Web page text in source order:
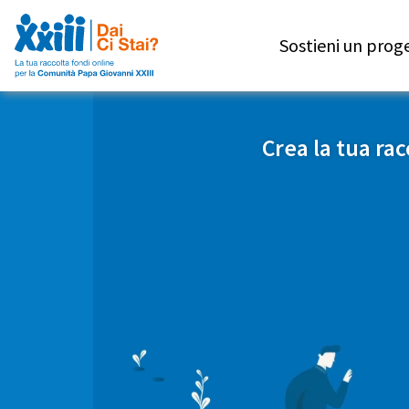
Sostieni un
Crea la tua